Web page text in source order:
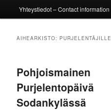
Yhteystiedot – Contact information
AIHEARKISTO: PURJELENTÄJILLE
Pohjoismainen
Purjelentopäivä
Sodankylässä